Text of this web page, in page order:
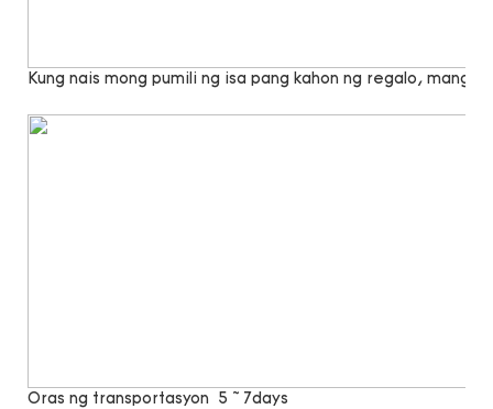
Kung nais mong pumili ng isa pang kahon ng regalo,
Oras ng transportasyon
5 ~ 7days